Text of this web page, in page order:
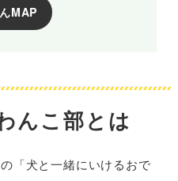
MAP
んこ部とは
「犬と一緒にいけるおで